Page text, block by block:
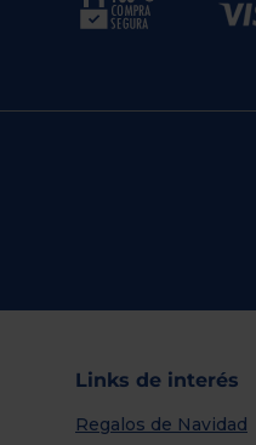
Links de interés
Regalos de Navidad